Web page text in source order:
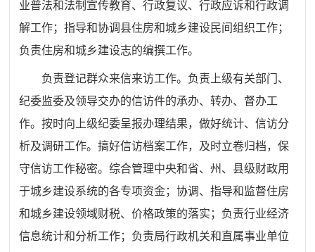
业普法和法制宣传教育、行政复议、行政应诉和行政调
解工作；指导和协调县住房和城乡建设民间组织工作；
负责住房和城乡建设志的编撰工作。
负责登记群众来信来访工作。负责上级有关部门、
纪委监委及领导交办的信访件的承办、转办、督办工
作。按时向上级纪委呈报办理结果，做好统计、信访分
析及调研工作。搞好信访档案工作，及时立卷归档，保
守信访工作秘密。综合管理中央和省、州、县级财政用
于城乡建设系统的各专项资金；协调、指导和监督住房
和城乡建设领域财税、价格政策的落实；负责行业经济
信息统计和分析工作；负责局行政机关和直属事业单位